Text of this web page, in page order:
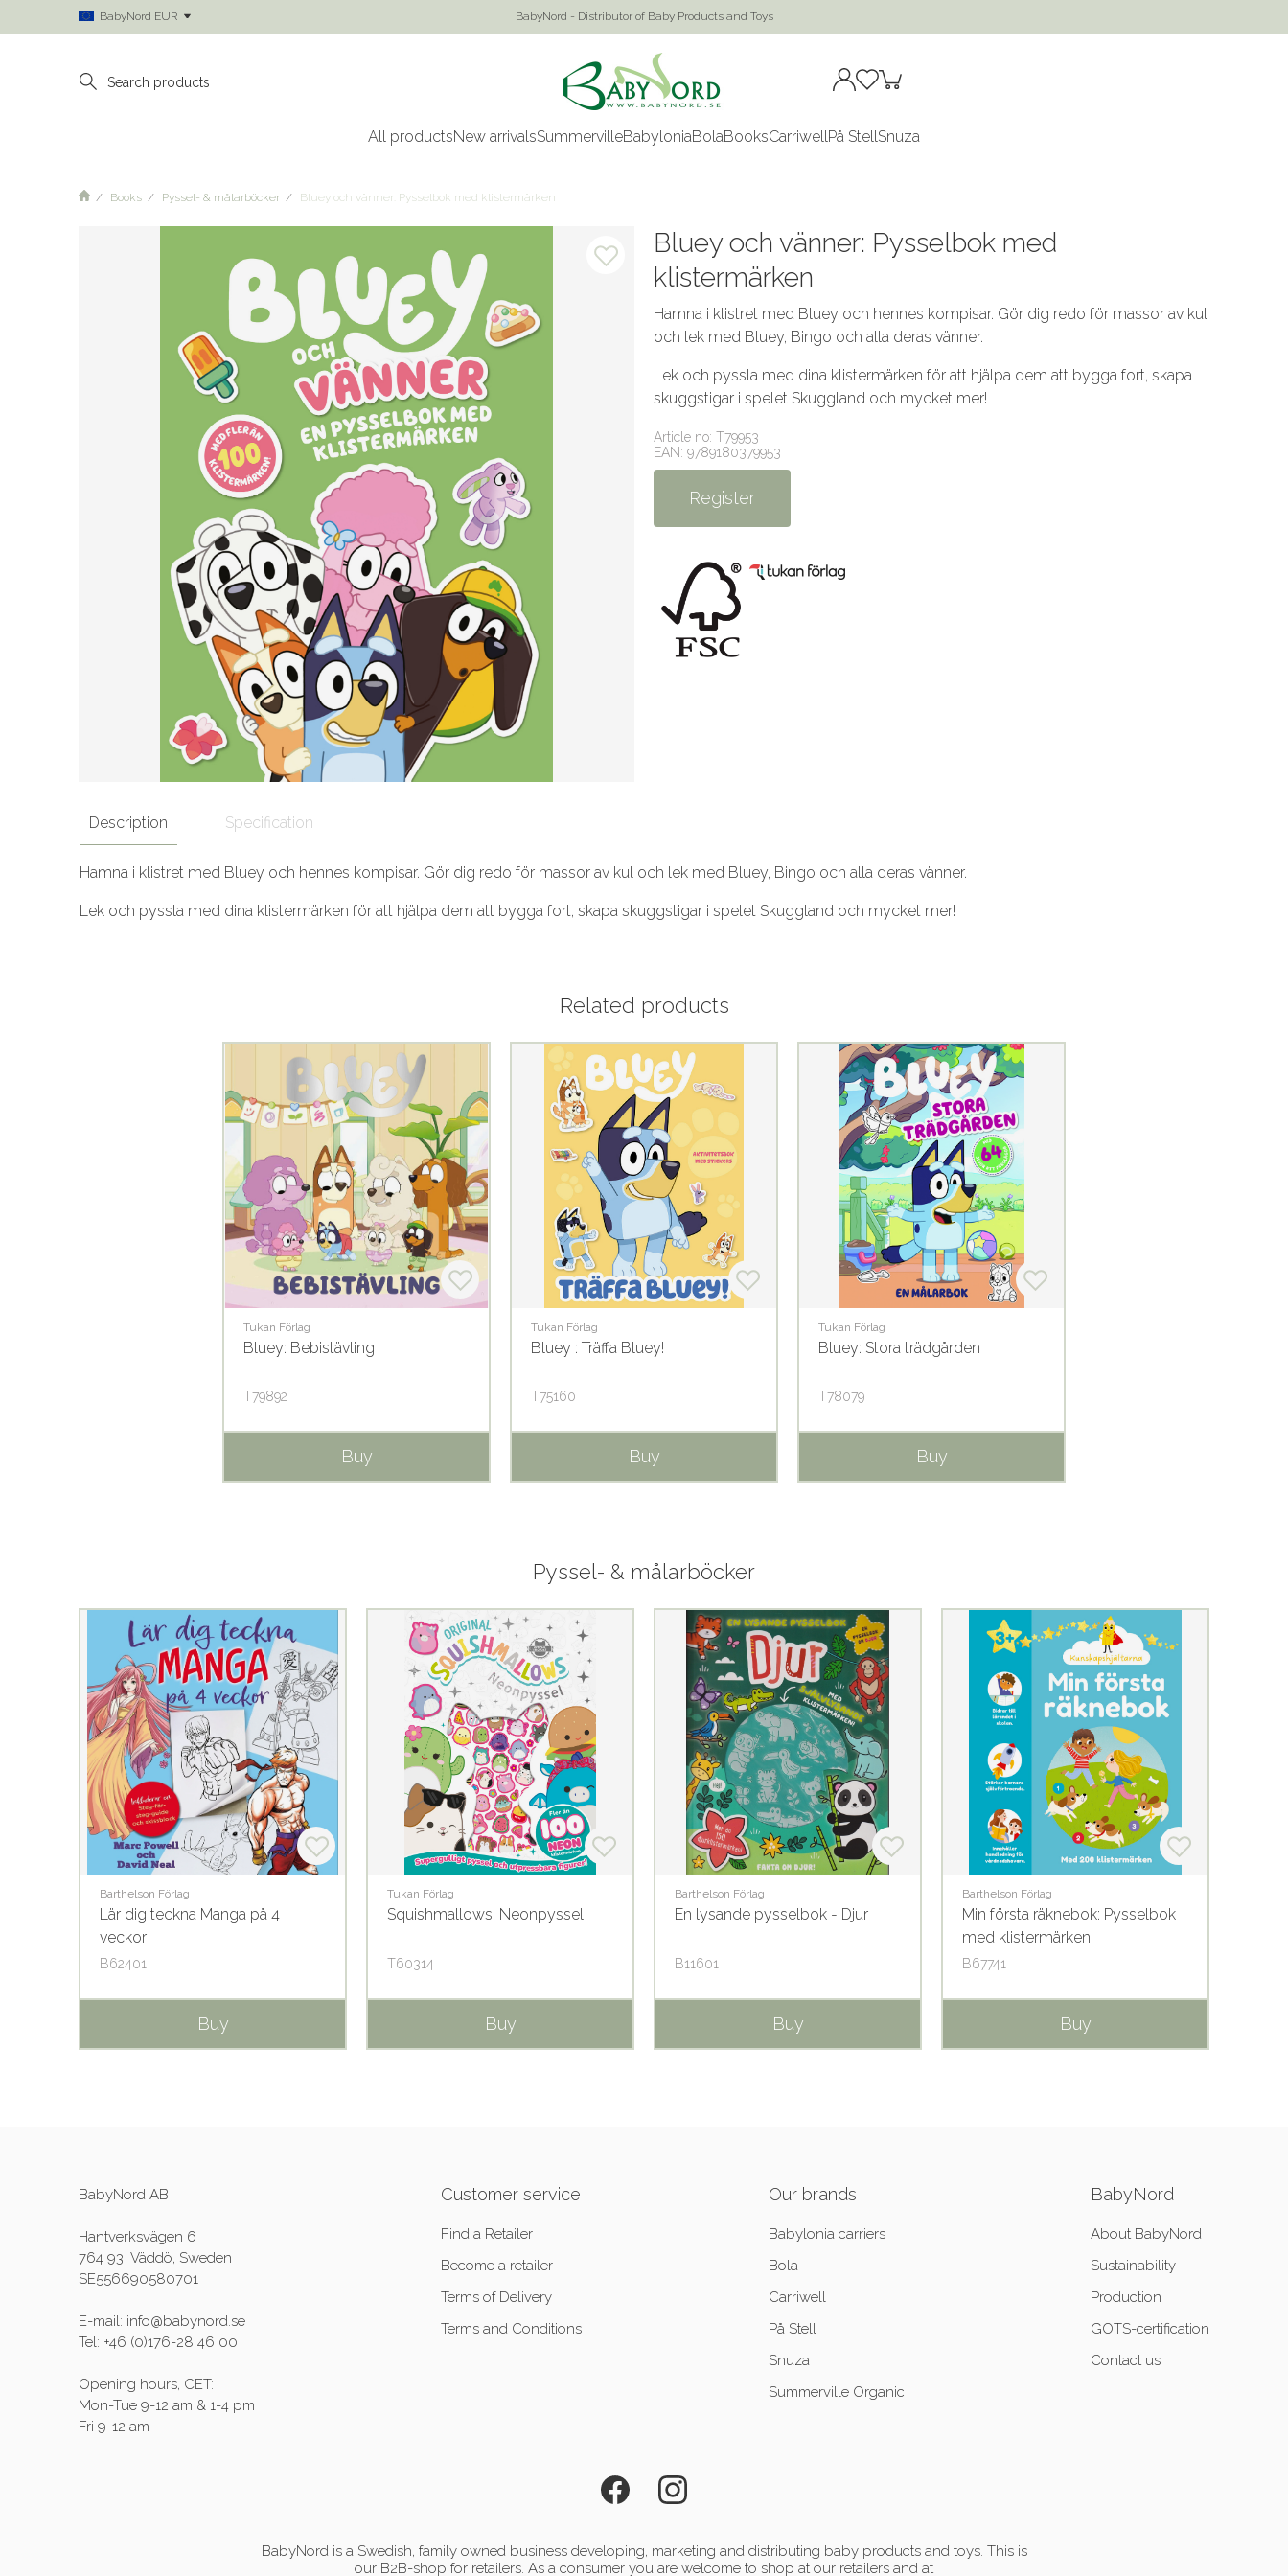
BabyNord EUR BabyNord - Distributor of Baby Products and Toys
All productsNew arrivalsSummervilleBabyloniaBolaBooksCarriwellPå StellSnuza
Books Pyssel- & målarböcker Bluey och vänner: Pysselbok med klistermärken
Bluey och vänner: Pysselbok med
klistermärken
Hamna i klistret med Bluey och hennes kompisar. Gör dig redo för massor av kul
och lek med Bluey, Bingo och alla deras vänner.
Lek och pyssla med dina klistermärken för att hjälpa dem att bygga fort, skapa
skuggstigar i spelet Skuggland och mycket mer!
Article no: T79953
EAN: 9789180379953
Register
Description Specification
Hamna i klistret med Bluey och hennes kompisar. Gör dig redo för massor av kul och lek med Bluey, Bingo och alla deras vänner.
Lek och pyssla med dina klistermärken för att hjälpa dem att bygga fort, skapa skuggstigar i spelet Skuggland och mycket mer!
Related products
Tukan Förlag
Bluey: Bebistävling
T79892
Buy
Tukan Förlag
Bluey : Träffa Bluey!
T75160
Buy
Tukan Förlag
Bluey: Stora trädgården
T78079
Buy
Pyssel- & målarböcker
Barthelson Förlag
Lär dig teckna Manga på 4
veckor
B62401
Buy
Tukan Förlag
Squishmallows: Neonpyssel
T60314
Buy
Barthelson Förlag
En lysande pysselbok - Djur
B11601
Buy
Barthelson Förlag
Min första räknebok: Pysselbok
med klistermärken
B67741
Buy
BabyNord AB
Hantverksvägen 6
764 93 Väddö, Sweden
SE556690580701
E-mail: info@babynord.se
Tel: +46 (0)176-28 46 00
Opening hours, CET:
Mon-Tue 9-12 am & 1-4 pm
Fri 9-12 am
Customer service
Find a Retailer
Become a retailer
Terms of Delivery
Terms and Conditions
Our brands
Babylonia carriers
Bola
Carriwell
På Stell
Snuza
Summerville Organic
BabyNord
About BabyNord
Sustainability
Production
GOTS-certification
Contact us
BabyNord is a Swedish, family owned business developing, marketing and distributing baby products and toys. This is
our B2B-shop for retailers. As a consumer you are welcome to shop at our retailers and at